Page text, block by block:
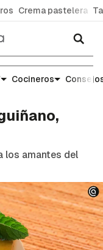
Crema pastelera
Cocineros
los amantes del